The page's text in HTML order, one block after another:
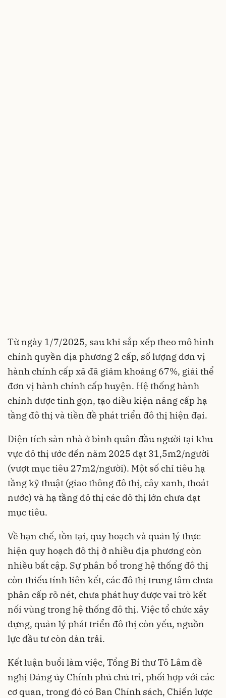
Từ ngày 1/7/2025, sau khi sắp xếp theo mô hình
chính quyền địa phương 2 cấp, số lượng đơn vị
hành chính cấp xã đã giảm khoảng 67%, giải thể
đơn vị hành chính cấp huyện. Hệ thống hành
chính được tinh gọn, tạo điều kiện nâng cấp hạ
tầng đô thị và tiền đề phát triển đô thị hiện đại.
Diện tích sàn nhà ở bình quân đầu người tại khu
vực đô thị ước đến năm 2025 đạt 31,5m2/người
(vượt mục tiêu 27m2/người). Một số chỉ tiêu hạ
tầng kỹ thuật (giao thông đô thị, cây xanh, thoát
nước) và hạ tầng đô thị các đô thị lớn chưa đạt
mục tiêu.
Về hạn chế, tồn tại, quy hoạch và quản lý thực
hiện quy hoạch đô thị ở nhiều địa phương còn
nhiều bất cập. Sự phân bổ trong hệ thống đô thị
còn thiếu tính liên kết, các đô thị trung tâm chưa
phân cấp rõ nét, chưa phát huy được vai trò kết
nối vùng trong hệ thống đô thị. Việc tổ chức xây
dựng, quản lý phát triển đô thị còn yếu, nguồn
lực đầu tư còn dàn trải.
Kết luận buổi làm việc, Tổng Bí thư Tô Lâm đề
nghị Đảng ủy Chính phủ chủ trì, phối hợp với các
cơ quan, trong đó có Ban Chính sách, Chiến lược